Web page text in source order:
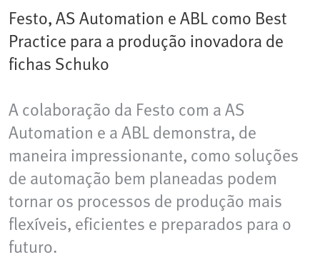
Festo, AS Automation e ABL como Best
Practice para a produção inovadora de
fichas Schuko
A colaboração da Festo com a AS
Automation e a ABL demonstra, de
maneira impressionante, como soluções
de automação bem planeadas podem
tornar os processos de produção mais
flexíveis, eficientes e preparados para o
futuro.